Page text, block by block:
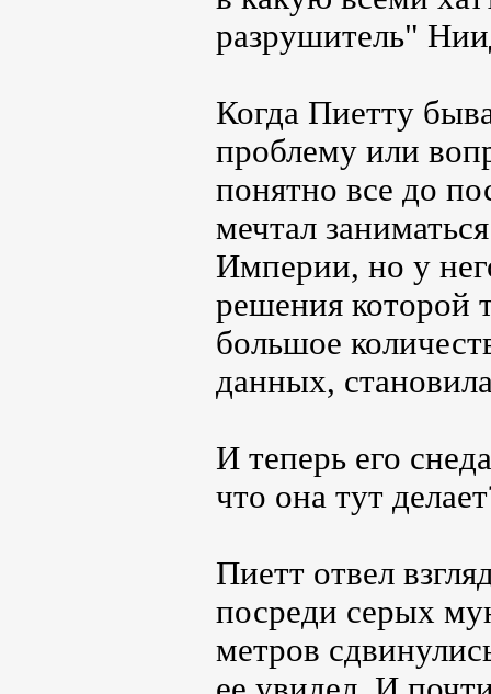
разрушитель"
Когда Пиетту
проблему или
понятно все до
мечтал
Империи, но у
решения которой
большое
данных,
И теперь его
что она тут
Пиетт отвел
посреди серых
метров